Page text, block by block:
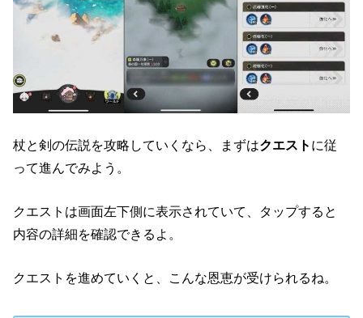
杖と剣の伝説を攻略していくなら、まずはクエスト に従
って進んでみよう。
クエストは画面左下側に表示されていて、タップすると
内容の詳細を確認できるよ。
クエストを進めていくと、こんな恩恵が受けられるね。